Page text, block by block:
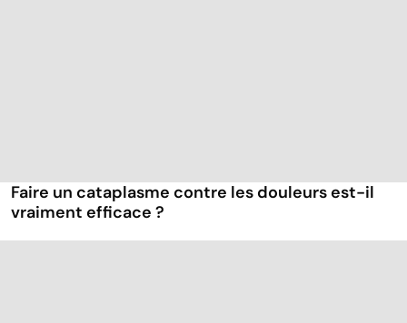
Faire un cataplasme contre les douleurs est-il
vraiment efficace ?